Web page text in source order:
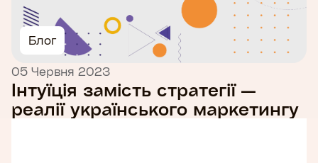
Блог
05 Червня 2023
Інтуїція замість стратегії —
реалії українського маркетингу